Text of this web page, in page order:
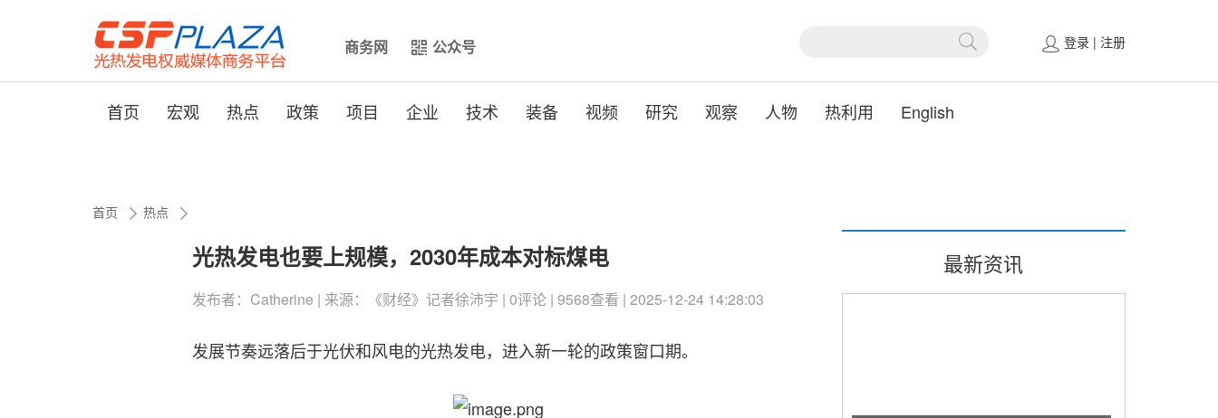
商务网 公众号 登录 | 注册
首页 宏观 热点 政策 项目 企业 技术 装备 视频 研究 观察 人物 热利用 English
首页 热点
光热发电也要上规模，2030年成本对标煤电
发布者：Catherine | 来源：《财经》记者徐沛宇 | 0评论 | 9568查看 | 2025-12-24 14:28:03
发展节奏远落后于光伏和风电的光热发电，进入新一轮的政策窗口期。
最新资讯